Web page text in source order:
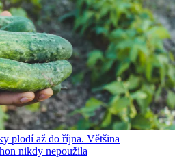
plodí až do října. Většina
nikdy nepoužila